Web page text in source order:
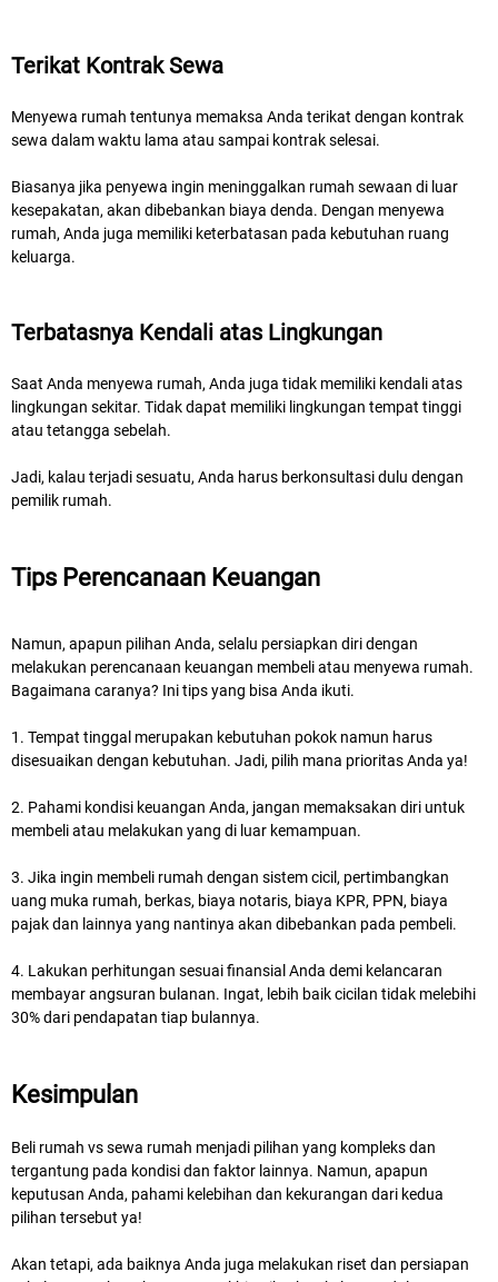
Terikat Kontrak Sewa
Menyewa rumah tentunya memaksa Anda terikat dengan kontrak
sewa dalam waktu lama atau sampai kontrak selesai.
Biasanya jika penyewa ingin meninggalkan rumah sewaan di luar
kesepakatan, akan dibebankan biaya denda. Dengan menyewa
rumah, Anda juga memiliki keterbatasan pada kebutuhan ruang
keluarga.
Terbatasnya Kendali atas Lingkungan
Saat Anda menyewa rumah, Anda juga tidak memiliki kendali atas
lingkungan sekitar. Tidak dapat memiliki lingkungan tempat tinggi
atau tetangga sebelah.
Jadi, kalau terjadi sesuatu, Anda harus berkonsultasi dulu dengan
pemilik rumah.
Tips Perencanaan Keuangan
Namun, apapun pilihan Anda, selalu persiapkan diri dengan
melakukan perencanaan keuangan membeli atau menyewa rumah.
Bagaimana caranya? Ini tips yang bisa Anda ikuti.
1. Tempat tinggal merupakan kebutuhan pokok namun harus
disesuaikan dengan kebutuhan. Jadi, pilih mana prioritas Anda ya!
2. Pahami kondisi keuangan Anda, jangan memaksakan diri untuk
membeli atau melakukan yang di luar kemampuan.
3. Jika ingin membeli rumah dengan sistem cicil, pertimbangkan
uang muka rumah, berkas, biaya notaris, biaya KPR, PPN, biaya
pajak dan lainnya yang nantinya akan dibebankan pada pembeli.
4. Lakukan perhitungan sesuai finansial Anda demi kelancaran
membayar angsuran bulanan. Ingat, lebih baik cicilan tidak melebihi
30% dari pendapatan tiap bulannya.
Kesimpulan
Beli rumah vs sewa rumah menjadi pilihan yang kompleks dan
tergantung pada kondisi dan faktor lainnya. Namun, apapun
keputusan Anda, pahami kelebihan dan kekurangan dari kedua
pilihan tersebut ya!
Akan tetapi, ada baiknya Anda juga melakukan riset dan persiapan